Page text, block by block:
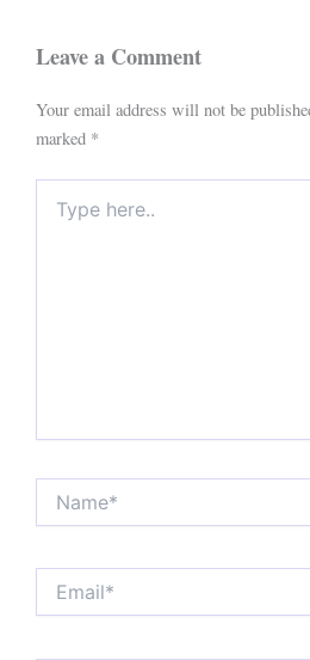
Leave a Comment
Your email address will not be
marked *
here..